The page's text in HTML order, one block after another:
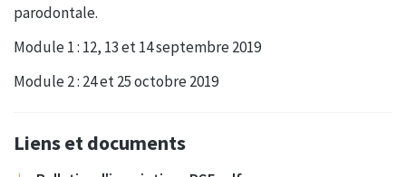
parodontale.
Module 1 : 12, 13 et 14 septembre 2019
Module 2 : 24 et 25 octobre 2019
Liens et documents